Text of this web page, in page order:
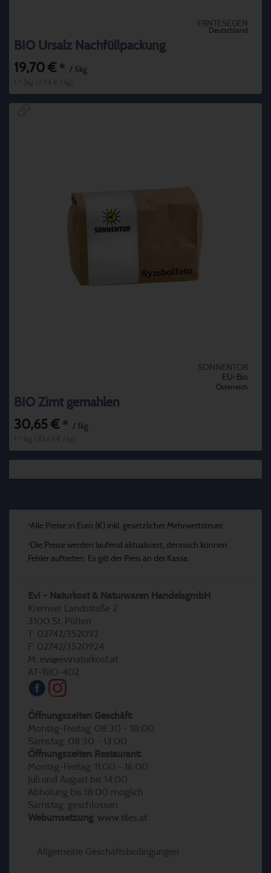
ERNTESEGEN
Deutschland
BIO Ursalz Nachfüllpackung
19,70 € * / 5kg
SONNENTOR
EU-Bio
Österreich
BIO Zimt gemahlen
30,65 € * / 1kg
*Alle Preise in Euro (€) inkl. gesetzlicher Mehrwertsteuer
* Die Preise werden laufend aktualisiert, dennoch können
Fehler auftreten. Es gilt der Preis an der Kassa.
Evi - Naturkost & Naturwaren HandelsgmbH
Kremser Landstraße 2
3100 St. Pölten
T: 02742/352092
F: 02742/3520924
M: evi@evinaturkost.at
AT-BIO-402
Öffnungszeiten Geschäft:
Montag-Freitag: 08:30 - 18:00
Samstag: 08:30 - 13:00
Öffnungszeiten Restaurant:
Montag-Freitag: 11:00 - 16:00
Juli und August bis 14:00
Abholung bis 18:00 möglich
Samstag: geschlossen
Webumsetzung: www.tiles.at
Allgemeine Geschäftsbedingungen